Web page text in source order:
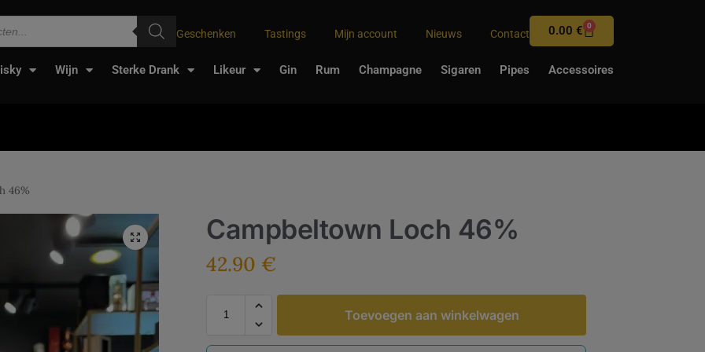
Geschenken Tastings Mijn account Nieuws Contact 0.00€ 0
Wijn Sterke Drank Likeur Gin Rum Champagne Sigaren Pipes Accessoires
46%
Campbeltown Loch 46%
42.90 €
Toevoegen aan winkelwagen